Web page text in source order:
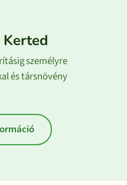
Kerted
személyre
és társnövény